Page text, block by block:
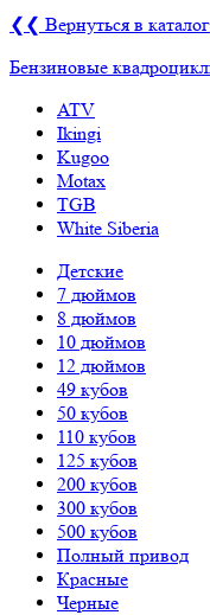
❮❮ Вернуться в каталог
Бензиновые
ATV
Ikingi
Kugoo
Motax
TGB
White Siberia
Детские
7 дюймов
8 дюймов
10 дюймов
12 дюймов
49 кубов
50 кубов
110 кубов
125 кубов
200 кубов
300 кубов
500 кубов
Полный привод
Красные
Черные